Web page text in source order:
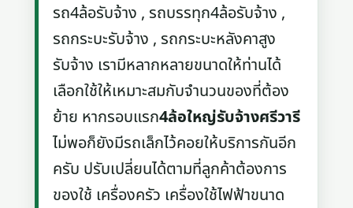
รถ4ล้อรับจ้าง , รถบรรทุก4ล้อรับจ้าง ,
รถกระบะรับจ้าง , รถกระบะหลังคาสูง
รับจ้าง เรามีหลากหลายขนาดให้ท่านได้
เลือกใช้ให้เหมาะสมกับจำนวนของที่ต้อง
ย้าย หากรอบแรก4ล้อใหญ่รับจ้างศรีวารี
ไม่พอก็ยังมีรถเล็กไว้คอยให้บริการกันอีก
ครับ ปรับเปลี่ยนได้ตามที่ลูกค้าต้องการ
ของใช้ เครื่องครัว เครื่องใช้ไฟฟ้าขนาด